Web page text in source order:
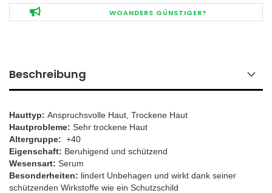
WOANDERS GÜNSTIGER?
Beschreibung
Hauttyp: Anspruchsvolle Haut, Trockene Haut
Hautprobleme: Sehr trockene Haut
Altergruppe: +40
Eigenschaft: Beruhigend und schützend
Wesensart: Serum
Besonderheiten: lindert Unbehagen und wirkt dank seiner
schützenden Wirkstoffe wie ein Schutzschild